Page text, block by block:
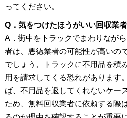
ってください。
Q．気をつけたほうがいい回収業
A．街中をトラックでまわりなが
者は、悪徳業者の可能性が高いの
でしょう。トラックに不用品を積
用を請求してくる恐れがあります
ば、不用品を返してくれないケー
ため、無料回収業者に依頼する際